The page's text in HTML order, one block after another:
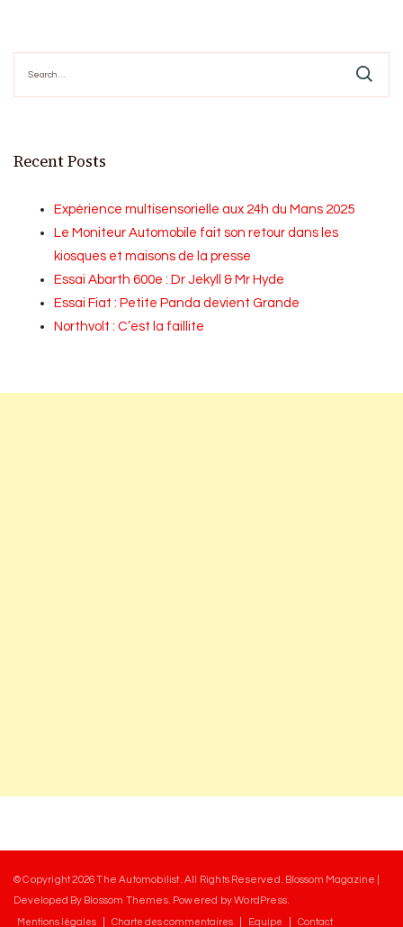
for:
Recent Posts
Expérience multisensorielle aux 24h du Mans 2025
Le Moniteur Automobile fait son retour dans les
kiosques et maisons de la presse
Essai Abarth 600e : Dr Jekyll & Mr Hyde
Essai Fiat : Petite Panda devient Grande
Northvolt : C’est la faillite
© Copyright 2026The Automobilist. All Rights Reserved. Blossom Magazine |
Developed By Blossom Themes. Powered byWordPress
Mentions légales Charte des commentaires Equipe Contact